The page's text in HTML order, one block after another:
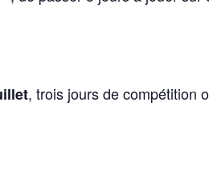
, trois jours de compétition